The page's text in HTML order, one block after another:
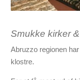
Smukke kirker
Abruzzo regionen
klostre.